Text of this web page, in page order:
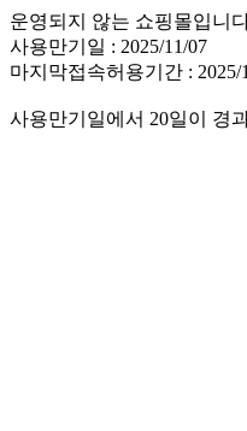
운영되지 않는 쇼핑몰입니
사용만기일 : 2025/11/07
마지막접속허용기간 : 2025/
사용만기일에서 20일이 경